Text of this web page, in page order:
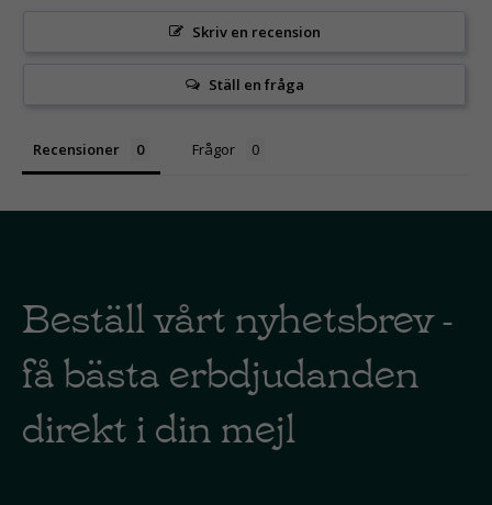
Skriv en recension
Ställ en fråga
Recensioner Frågor
Beställ vårt nyhetsbrev -
få bästa erbdjudanden
direkt i din mejl